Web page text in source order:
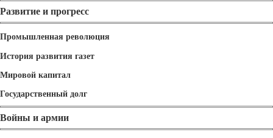
Развитие и прогресс
Промышленная революция
История развития газет
Мировой капитал
Государственный долг
Войны и армии